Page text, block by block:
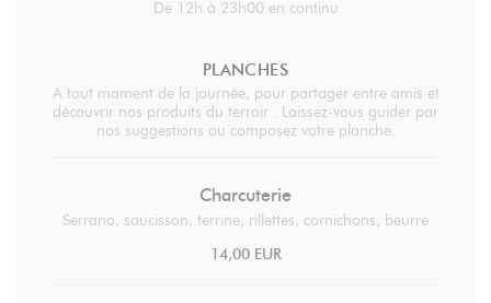
De 12h à 23h00 en continu
PLANCHES
A tout moment de la journée, pour partager entre amis et
découvrir nos produits du terroir . Laissez-vous guider par
nos suggestions ou composez votre planche.
Charcuterie
Serrano, saucisson, terrine, rillettes, cornichons, beurre
14,00 EUR